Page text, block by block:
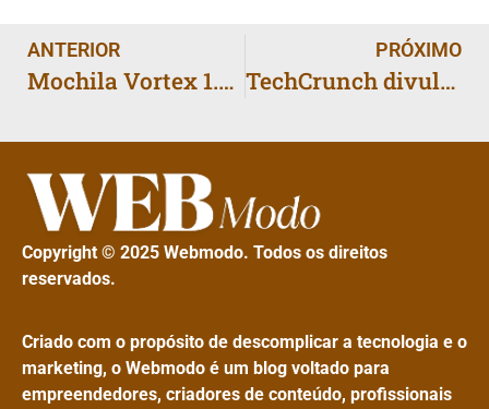
ANTERIOR
Mochila Vortex 1.0 da CRKD chega por US$ 99,99 com compartimentos para consoles portáteis
PRÓXIMO
TechCrunch divulgará lista das 200 startups do Startup Battlefield 2025 nesta quarta-feira
Copyright © 2025 Webmodo. Todos os direitos
reservados.
Criado com o propósito de descomplicar a tecnologia e o
marketing, o Webmodo é um blog voltado para
empreendedores, criadores de conteúdo, profissionais